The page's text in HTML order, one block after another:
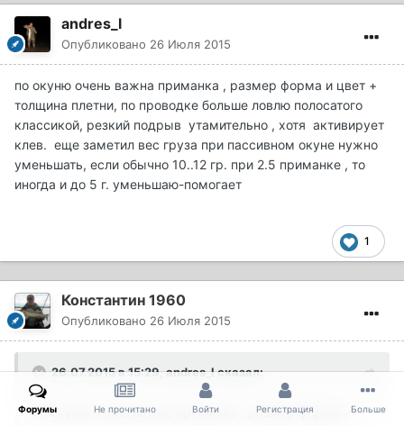
andres_l
Опубликовано 26 Июля 2015
по окуню очень важна приманка , размер форма и цвет +
толщина плетни, по проводке больше ловлю полосатого
классикой, резкий подрыв утамительно , хотя активирует
клев. еще заметил вес груза при пассивном окуне нужно
уменьшать, если обычно 10..12 гр. при 2.5 приманке , то
иногда и до 5 г. уменьшаю-помогает
1
Константин 1960
Опубликовано 26 Июля 2015
26.07.2015 в 15:29, andres_l сказал:
по окуню очень важна приманка , размер форма и
Форумы Не прочитано Войти Регистрация Больше